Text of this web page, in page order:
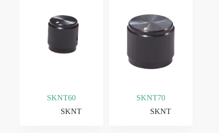
SKNT60
SKNT
SKNT70
SKNT